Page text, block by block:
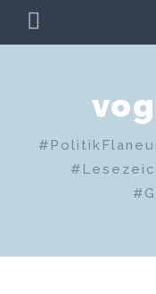
Zum
Inhalt MENÜ